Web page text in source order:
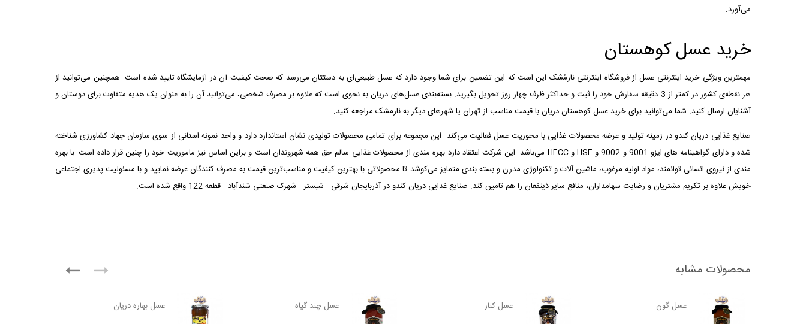
می‌آورد.
خرید عسل کوهستان
مهمترین ویژگی خرید اینترنتی عسل از فروشگاه اینترنتی نارمُشک این است که این تضمین برای شما وجود دارد که عسل طبیعی‌ای به دستتان می‌رسد که صحت کیفیت آن در آزمایشگاه تایید شده است. همچنین می‌توانید از
هر نقطه‌ی کشور در کمتر از 3 دقیقه سفارش خود را ثبت و حداکثر ظرف چهار روز تحویل بگیرید. بسته‌بندی عسل‌های دریان به نحوی است که علاوه بر مصرف شخصی، می‌توانید آن را به عنوان یک هدیه متفاوت برای دوستان و
آشنایان ارسال کنید. شما می‌توانید برای خرید عسل کوهستان دریان با قیمت مناسب از تهران یا شهرهای دیگر به نارمشک مراجعه کنید.
صنایع غذایی دریان کندو در زمینه تولید و عرضه محصولات غذایی با محوریت عسل فعالیت می‌کند. این مجموعه برای تمامی محصولات تولیدی نشان استاندارد دارد و واحد نمونه استانی از سوی سازمان جهاد کشاورزی شناخته
شده و دارای گواهینامه های ایزو 9001 و 9002 و HSE و HECC می‌باشد. این شرکت اعتقاد دارد بهره مندی از محصولات غذایی سالم حق همه شهروندان است و براین اساس نیز ماموریت خود را چنین قرار داده است: با بهره
مندی از نیروی انسانی توانمند، مواد اولیه مرغوب، ماشین آلات و تکنولوژی مدرن و بسته بندی متمایز می‌کوشد تا محصولاتی با بهترین کیفیت و مناسب‌ترین قیمت به مصرف کنندگان عرضه نمایید و با مسئولیت پذیری اجتماعی
خویش علاوه بر تکریم مشتریان و رضایت سهامداران، منافع سایر ذینفعان را هم تامین کند. صنایع غذایی دریان کندو در آذربایجان شرقی - شبستر - شهرک صنعتی شندآباد - قطعه 122 واقع شده است.
محصولات مشابه
عسل گون عسل کنار عسل چند گیاه عسل بهاره دریان